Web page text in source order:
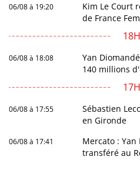
06/08 à 19:20
Kim Le Court
de France
18H
06/08 à 18:08
Yan
140 millions
17H
06/08 à 17:55
Sébastien
en Gironde
06/08 à 17:41
Mercato :
transféré au